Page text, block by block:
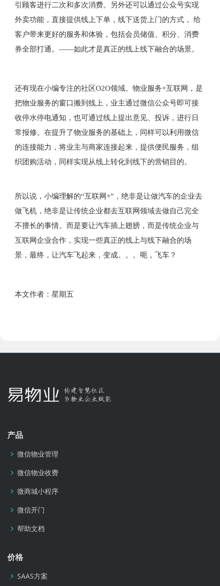
引顾客进行二次和多次消费。另外还可以通过公众号实现
外卖功能，直接提供线上下单，线下送货上门的方式， 给
客户带来更好的服务和体验，包括会员储值、积分、消费
券全部打通。——如此才是真正的线上线下融合的场景。
还有现在小编专注的社区O2O领域。物业服务+互联网，是
把物业服务的窗口搬到线上，业主通过微信公众号即可接
收停水停电通知，也可通过线上提出意见、投诉，进行日
常报修。在提升了物业服务的基础上，同样可以利用微信
的连接能力，将业主与商家连接起来，提供便民服务，组
织团购活动，同样实现从线上转化到线下的营销目的。
所以说，小编理解的“互联网+”，绝非是让做汽车的企业去
做飞机，绝非是让传统企业都去互联网领域去做自己完全
不擅长的事情。而是要让汽车插上翅膀，而是传统企业与
互联网企业合作，实现一些真正的线上与线下融合的场
景，最终，让汽车飞起来，变成。。。呃，飞车？
本文作者：星期五
产品
微信物业管理
微信物业收费
微商城小程序
微信开门
帮助文档
价格
SAAS方案